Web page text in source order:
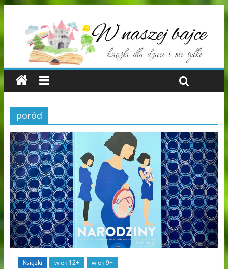
poród
Książki wiek 12+ wiek 9+